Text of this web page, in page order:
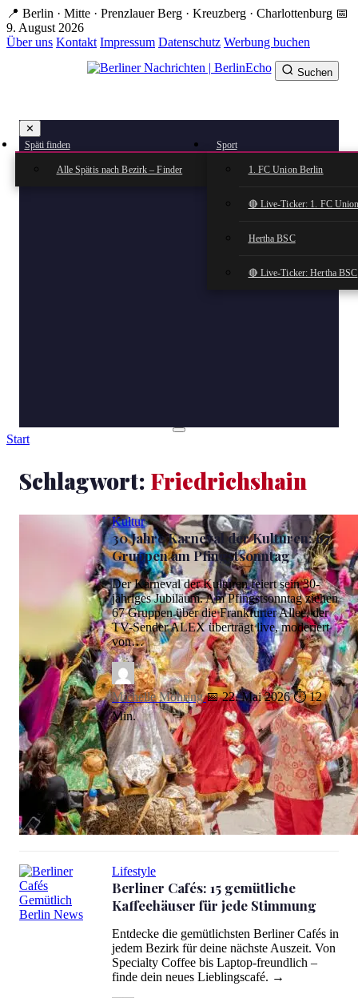
Zum
Hauptinhalt
springen
📍 Berlin · Mitte · Prenzlauer Berg · Kreuzberg · Charlottenburg 📅
9. August 2026
Über uns Kontakt Impressum Datenschutz Werbung buchen
✕
Späti finden
Alle Spätis nach Bezirk – Finder
Sport
1. FC Union Berlin
🔴 Live-Ticker: 1. FC
Hertha BSC
🔴 Live-Ticker: Hertha BSC
Suchen
Start
Schlagwort: Friedrichshain
Kultur
30 Jahre Karneval der Kulturen: 67
Gruppen am Pfingstsonntag
Der Karneval der Kulturen feiert sein 30-
jähriges Jubiläum. Am Pfingstsonntag ziehen
67 Gruppen über die Frankfurter Allee, der
TV-Sender ALEX überträgt live, moderiert
von…
Michelle Möhring 📅 22. Mai 2026 ⏱ 12
Min.
Berliner Cafés: 15 gemütliche Kaffeehäuser für jede Stimmung
Lifestyle
Berliner Cafés: 15 gemütliche
Kaffeehäuser für jede Stimmung
Entdecke die gemütlichsten Berliner Cafés in
jedem Bezirk für deine nächste Auszeit. Von
Specialty Coffee bis Laptop-freundlich –
finde dein neues Lieblingscafé. →